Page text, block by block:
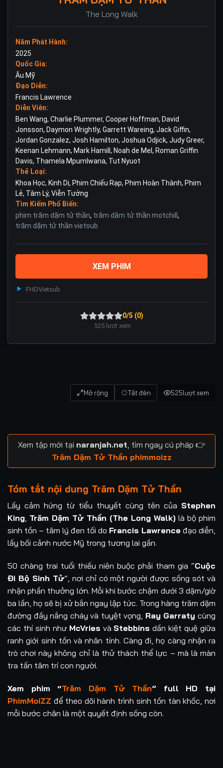
The Long Walk
Năm Phát Hành:
2025
Quốc Gia:
Âu Mỹ
Đạo Diễn:
Francis Lawrence
Diễn Viên:
Ben Wang, Charlie Plummer, Cooper Hoffman, David
Jonsson, Daymon Wrightly, Garrett Wareing, Jack Giffin,
Jordan Gonzalez, Josh Hamilton, Joshua Odjick, Judy Greer,
Keenan Lehmann, Mark Hamill , Noah de Mel , Roman Griffin
Davis, Thamela Mpumlwana, Tut Nyuot
Thể Loại:
Khoa Học, Kinh Dị, Phim Chiếu Rạp, Phim Hoàn Thành, Phim
Lẻ, Tâm Lý, Viễn Tưởng
Tìm Kiếm Phổ Biến:
phim trăm dặm tử thần, trăm dặm tử thần motchill ,
trăm dặm tử thần vietsub
XEM PHIM
FHDVietsub
0/5 (0)
525 lượt xem
Mở rộng Tắt đèn 525lượt xem
Xem tập mới tại naranjah.net , tìm ngay cú pháp 👉
Trăm Dặm Tử Thần phimmoizz
Tóm tắt nội dung Trăm Dặm Tử Thần
Lấy cảm hứng từ tiểu thuyết cùng tên của Stephen
King, Trăm Dặm Tử Thần (The Long Walk) là bộ phim
sinh tồn – tâm lý đen tối do Francis Lawrence đạo diễn,
lấy bối cảnh nước Mỹ trong tương lai gần.
50 chàng trai tuổi thiếu niên buộc phải tham gia “Cuộc
Đi Bộ Sinh Tử”, nơi chỉ có một người được sống sót và
nhận phần thưởng lớn. Mỗi khi bước chậm dưới 3 dặm/giờ
ba lần, họ sẽ bị xử bắn ngay lập tức. Trong hàng trăm dặm
đường đầy nắng cháy và tuyệt vọng, Ray Garraty cùng
các thí sinh như McVries và Stebbins dần kiệt quệ giữa
ranh giới sinh tồn và nhân tính. Càng đi, họ càng nhận ra
trò chơi này không chỉ là thử thách thể lực – mà là màn
tra tấn tâm trí con người.
Xem phim “Trăm Dặm Tử Thần” full HD tại
PhimMoiZZ để theo dõi hành trình sinh tồn tàn khốc, nơi
mỗi bước chân là một quyết định sống còn.